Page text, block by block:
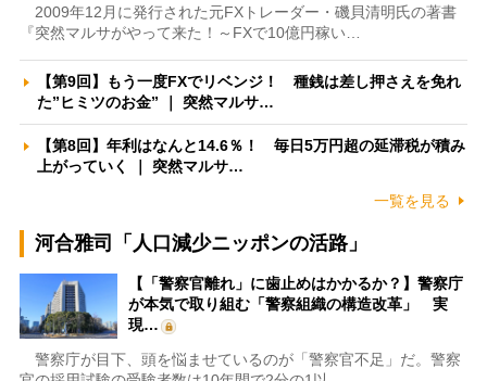
2009年12月に発行された元FXトレーダー・磯貝清明氏の著書
『突然マルサがやって来た！～FXで10億円稼い…
【第9回】もう一度FXでリベンジ！ 種銭は差し押さえを免れ
た”ヒミツのお金” ｜ 突然マルサ…
【第8回】年利はなんと14.6％！ 毎日5万円超の延滞税が積み
上がっていく ｜ 突然マルサ…
一覧を見る
河合雅司「人口減少ニッポンの活路」
【「警察官離れ」に歯止めはかかるか？】警察庁
が本気で取り組む「警察組織の構造改革」 実
現…
警察庁が目下、頭を悩ませているのが「警察官不足」だ。警察